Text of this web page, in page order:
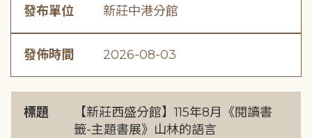
發布單位 新莊中港分館
發佈時間 2026-08-03
標題
【新莊西盛分館】115年8月《閱讀書
籤-主題書展》山林的語言